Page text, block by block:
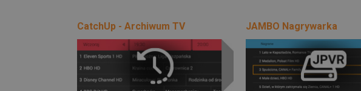
CatchUp - Archiwum TV JAMBO Nagrywarka